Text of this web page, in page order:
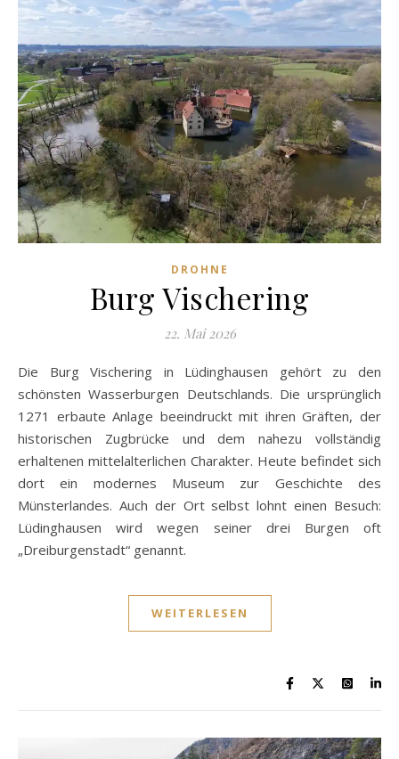
DROHNE
Burg Vischering
22. Mai 2026
Die Burg Vischering in Lüdinghausen gehört zu den
schönsten Wasserburgen Deutschlands. Die ursprünglich
1271 erbaute Anlage beeindruckt mit ihren Gräften, der
historischen Zugbrücke und dem nahezu vollständig
erhaltenen mittelalterlichen Charakter. Heute befindet sich
dort ein modernes Museum zur Geschichte des
Münsterlandes. Auch der Ort selbst lohnt einen Besuch:
Lüdinghausen wird wegen seiner drei Burgen oft
„Dreiburgenstadt“ genannt.
WEITERLESEN